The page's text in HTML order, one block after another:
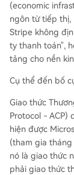
(economic
ngôn từ tiếp thị,
Stripe không
ty thanh toán",
tảng cho nền
Cụ thể đến bố
Giao thức
Protocol - ACP)
hiện được
(tham gia
nó là giao thức
phải giao thức